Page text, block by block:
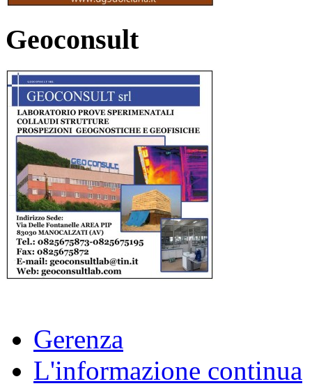
Geoconsult
Gerenza
L'informazione continua